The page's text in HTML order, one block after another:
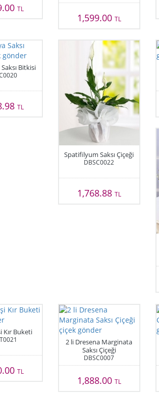
TL
1,599.00 TL
Bitkisi
TL
Spatifilyum Saksı Çiçeği
DBSC0022
1,768.88 TL
Kır Buketi
TL
2 li Dresena Marginata
Saksı Çiçeği
DBSC0007
1,888.00 TL